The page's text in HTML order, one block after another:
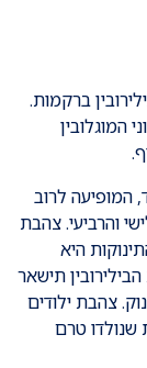
ברקמות.
המוגלובין
המופיעה לרוב
והרביעי. צהבת
היא
תישאר
צהבת ילודים
שנולדו טרם